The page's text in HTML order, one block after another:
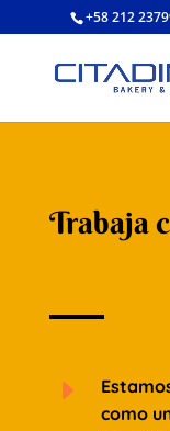
+58 212
Trabaja
E
como